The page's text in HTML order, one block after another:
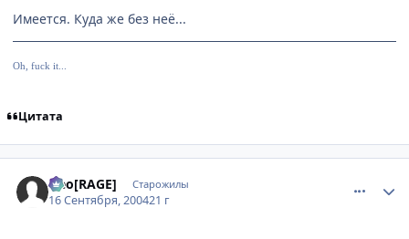
Имеется. Куда же без неё...
Oh, fuck it...
Цитата
Neo[RAGE] Старожилы
16 Сентября, 200421 г